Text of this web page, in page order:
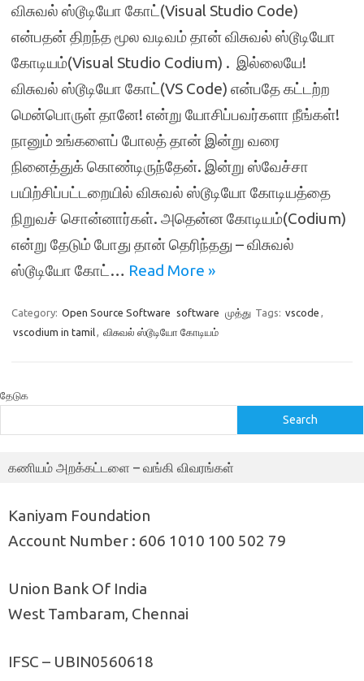
விசுவல் ஸ்டூடியோ கோட்(Visual Studio Code)
என்பதன் திறந்த மூல வடிவம் தான் விசுவல் ஸ்டூடியோ
கோடியம்(Visual Studio Codium) . இல்லையே!
விசுவல் ஸ்டூடியோ கோட்(VS Code) என்பதே கட்டற்ற
மென்பொருள் தானே! என்று யோசிப்பவர்களா நீங்கள்!
நானும் உங்களைப் போலத் தான் இன்று வரை
நினைத்துக் கொண்டிருந்தேன். இன்று ஸ்வேச்சா
பயிற்சிப்பட்டறையில் விசுவல் ஸ்டூடியோ கோடியத்தை
நிறுவச் சொன்னார்கள். அதென்ன கோடியம்(Codium)
என்று தேடும் போது தான் தெரிந்தது – விசுவல்
ஸ்டூடியோ கோட்… Read More »
Category: Open Source Software software முத்து Tags: vscode ,
vscodium in tamil, விசுவல் ஸ்டூடியோ கோடியம்
தேடுக
Search
கணியம் அறக்கட்டளை – வங்கி விவரங்கள்
Kaniyam Foundation
Account Number : 606 1010 100 502 79
Union Bank Of India
West Tambaram, Chennai
IFSC – UBIN0560618